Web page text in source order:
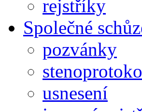
rejstříky
Společné
pozvánky
usnesení